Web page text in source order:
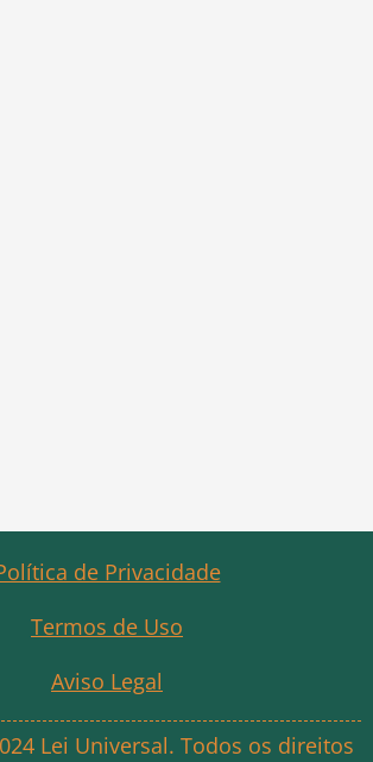
de Privacidade
Termos de Uso
Aviso Legal
Lei Universal. Todos os direitos